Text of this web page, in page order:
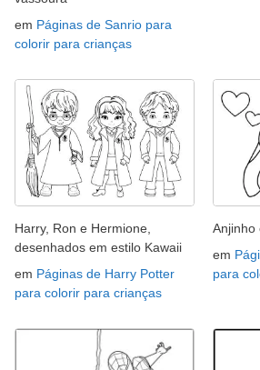
em Páginas de Sanrio para
colorir para crianças
Harry, Ron e Hermione,
desenhados em estilo Kawaii
em Páginas de Harry Potter
para colorir para crianças
Anjinho
em
para